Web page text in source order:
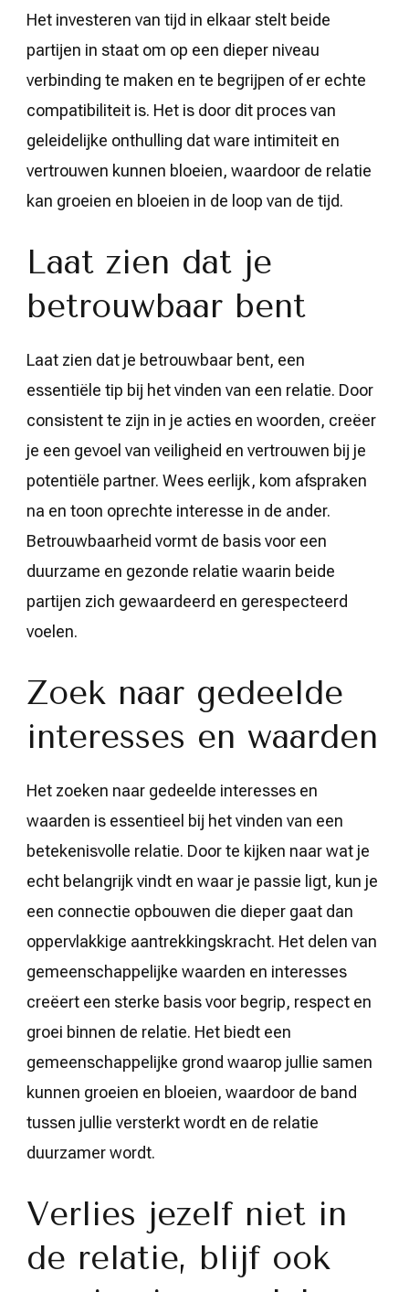
Het investeren van tijd in elkaar stelt beide
partijen in staat om op een dieper niveau
verbinding te maken en te begrijpen of er echte
compatibiliteit is. Het is door dit proces van
geleidelijke onthulling dat ware intimiteit en
vertrouwen kunnen bloeien, waardoor de relatie
kan groeien en bloeien in de loop van de tijd.
Laat zien dat je
betrouwbaar bent
Laat zien dat je betrouwbaar bent, een
essentiële tip bij het vinden van een relatie. Door
consistent te zijn in je acties en woorden, creëer
je een gevoel van veiligheid en vertrouwen bij je
potentiële partner. Wees eerlijk, kom afspraken
na en toon oprechte interesse in de ander.
Betrouwbaarheid vormt de basis voor een
duurzame en gezonde relatie waarin beide
partijen zich gewaardeerd en gerespecteerd
voelen.
Zoek naar gedeelde
interesses en waarden
Het zoeken naar gedeelde interesses en
waarden is essentieel bij het vinden van een
betekenisvolle relatie. Door te kijken naar wat je
echt belangrijk vindt en waar je passie ligt, kun je
een connectie opbouwen die dieper gaat dan
oppervlakkige aantrekkingskracht. Het delen van
gemeenschappelijke waarden en interesses
creëert een sterke basis voor begrip, respect en
groei binnen de relatie. Het biedt een
gemeenschappelijke grond waarop jullie samen
kunnen groeien en bloeien, waardoor de band
tussen jullie versterkt wordt en de relatie
duurzamer wordt.
Verlies jezelf niet in
de relatie, blijf ook